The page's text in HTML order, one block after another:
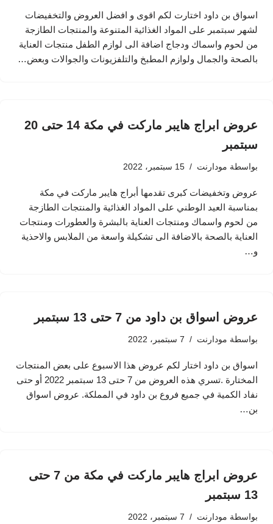
اسواق بن داود اختارت لكم اقوى و افضل العروض والتخفيضات
لشهر سبتمبر على المواد الغذائية المتنوعة والمنتجات الطازجة
من لحوم واسماك ودجاج اضافة الى لوازم الطفل منتجات العناية
بالصحة والجمال ولوازم المطبخ والتلفزيونات والجوالات وبعض…
عروض ابراج هايبر ماركت في مكة 14 حتى 20
سبتمبر
بواسطة مودارنت 15 سبتمبر، 2022
عروض وتخفيضات كبرى تقدمها أبراج هايبر ماركت في مكة
بمناسبة العيد الوطني على المواد الغذائية والمنتجات الطازجة
من لحوم واسماك ومنتجات العناية بالبشرة والعطورات ومنتجات
العناية بالصحة بالاضافة الى تشكيلة واسعة من الملابس والاحذية
و…
عروض اسواق بن داود من 7 حتى 13 سبتمبر
بواسطة مودارنت 7 سبتمبر، 2022
اسواق بن داود اختار لكم عروض هذا الاسبوع على بعض المنتجات
المختارة .‏تسري هذه العروض من 7 حتى 13 سبتمبر 2022 أو حتى
نفاد الكمية في جميع فروع بن داود في المملكة. عروض اسواق
بن…
عروض ابراج هايبر ماركت في مكة من 7 حتى
13 سبتمبر
بواسطة مودارنت 7 سبتمبر، 2022